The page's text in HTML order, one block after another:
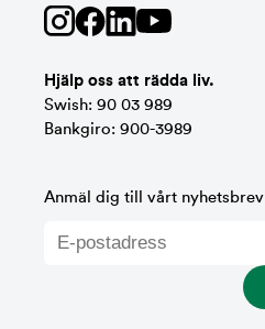
Hjälp oss att rädda liv.
Swish: 90 03 989
Bankgiro: 900-3989
Anmäl dig till vårt nyhetsbrev